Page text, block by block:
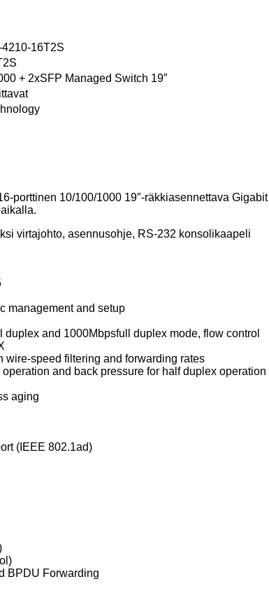
16T2S
+ 2xSFP Managed Switch 19″
porttinen 10/100/1000 19″-räkkiasennettava Gigabit
virtajohto, asennusohje, RS-232 konsolikaapeli
management and setup
and 1000Mbpsfull duplex mode, flow control
wire-speed filtering and forwarding rates
and back pressure for half duplex operation
aging
(IEEE 802.1ad)
BPDU Forwarding